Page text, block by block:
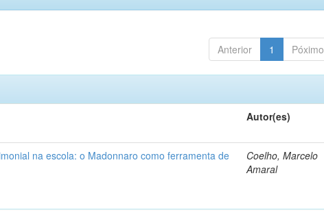
Anterior 1 Póximo
Autor(es)
na escola: o Madonnaro como ferramenta de
Coelho, Marcelo
Amaral